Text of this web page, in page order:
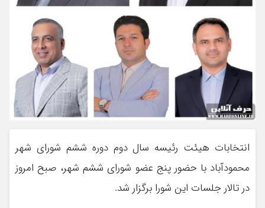
انتخابات هیئت‌ رئیسه سال دوم دوره ششم شورای شهر
محمودآباد با حضور پنج عضو شورای ششم شهر، صبح امروز
در تالار جلسات این شورا برگزار شد.